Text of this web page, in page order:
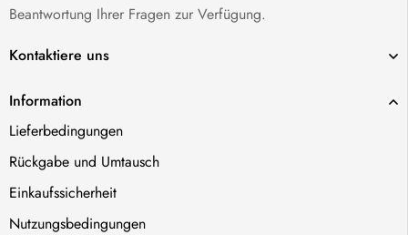
Beantwortung Ihrer Fragen zur Verfügung.
Kontaktiere uns
Information
Lieferbedingungen
Rückgabe und Umtausch
Einkaufssicherheit
Nutzungsbedingungen